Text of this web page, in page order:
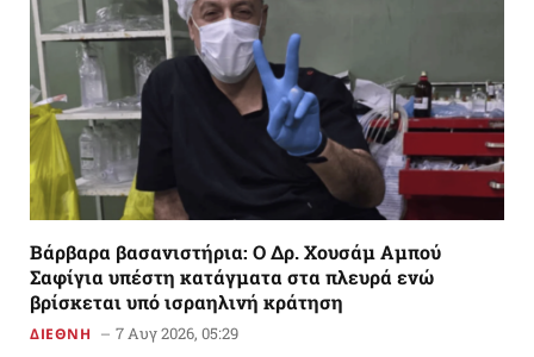
Βάρβαρα βασανιστήρια: Ο Δρ. Χουσάμ Αμπού
Σαφίγια υπέστη κατάγματα στα πλευρά ενώ
βρίσκεται υπό ισραηλινή κράτηση
ΔΙΕΘΝΗ 7 Αυγ 2026, 05:29